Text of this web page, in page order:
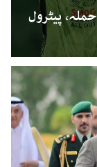
پیٹرول